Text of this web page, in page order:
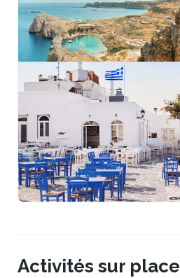
Activités sur place